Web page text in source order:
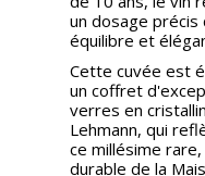
un dosage
équilibre et
Cette cuvée est
un coffret
verres en
Lehmann, qui
ce millésime
durable de la